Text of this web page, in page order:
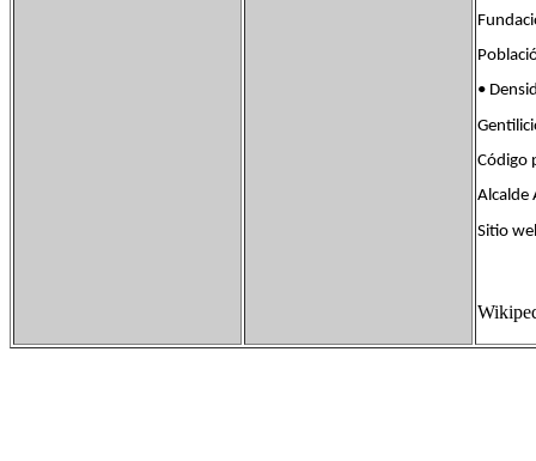
•
Alcalde
Sitio